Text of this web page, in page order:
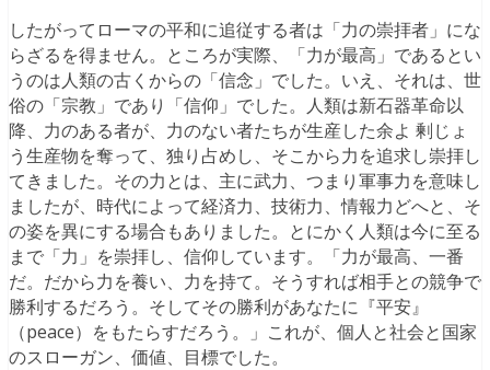
したがってローマの平和に追従する者は「力の崇拝者」にな
らざるを得ません。ところが実際、「力が最高」であるとい
うのは人類の古くからの「信念」でした。いえ、それは、世
俗の「宗教」であり「信仰」でした。人類は新石器革命以
降、力のある者が、力のない者たちが生産した余よ 剰じょ
う生産物を奪って、独り占めし、そこから力を追求し崇拝し
てきました。その力とは、主に武力、つまり軍事力を意味し
ましたが、時代によって経済力、技術力、情報力どへと、そ
の姿を異にする場合もありました。とにかく人類は今に至る
まで「力」を崇拝し、信仰しています。「力が最高、一番
だ。だから力を養い、力を持て。そうすれば相手との競争で
勝利するだろう。そしてその勝利があなたに『平安』
（peace）をもたらすだろう。」これが、個人と社会と国家
のスローガン、価値、目標でした。